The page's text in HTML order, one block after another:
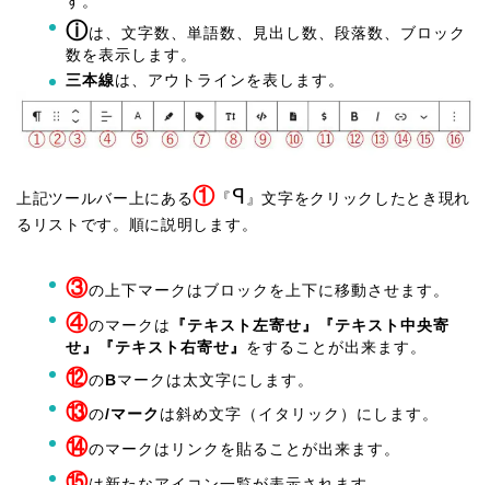
ⓘは、文字数、単語数、見出し数、段落数、ブロック
数を表示します。
三本線は、アウトラインを表します。
上記ツールバー上にある① 『 ꟼ 』文字をクリックしたとき現れ
るリストです。順に説明します。
③の上下マークはブロックを上下に移動させます。
④のマークは
『テキスト左寄せ』『テキスト中央寄
せ』『テキスト右寄せ』 をすることが出来ます。
⑫のBマークは太文字にします。
⑬の/マーク は斜め文字（イタリック）にします。
⑭のマークはリンクを貼ることが出来ます。